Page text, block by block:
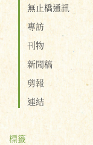
無止橋通訊
專訪
刊物
新聞稿
剪報
連結
標籤